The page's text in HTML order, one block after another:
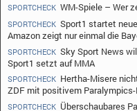
SPORTCHECK WM-Spiele – Wer
SPORTCHECK Sport1 startet
Amazon zeigt nur einmal die
SPORTCHECK Sky Sport News
Sport1 setzt auf MMA
SPORTCHECK Hertha-Misere
ZDF mit positivem
SPORTCHECK Überschaubares